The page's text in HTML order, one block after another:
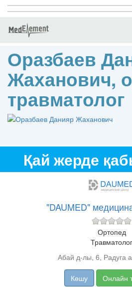
Оразбаев
Жаханович,
травматолог
Қай жерде
"DAUMED"
Ортопед
Травматолог
Абай д-лы, 6, Радуга
Көшу Онлайн